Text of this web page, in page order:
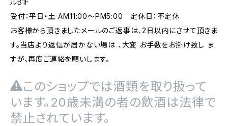
ルB1F
受付：平日・土 AM11:00～PM5:00 定休日：不定休
お客様から頂きましたメールのご返事は、2日以内にさせて頂きま
す。当店より返信が届かない場は 、大変 お手数をお掛け致し ま
すが、再度ご連絡を願いします。
このショップでは酒類を取り扱って
います。20歳未満の者の飲酒は法律で
禁止されています。